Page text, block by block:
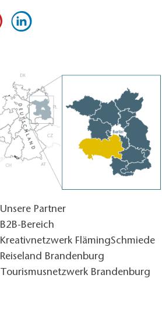
Unsere Partner
B2B-Bereich
Kreativnetzwerk FlämingSchmiede
Reiseland Brandenburg
Tourismusnetzwerk Brandenburg